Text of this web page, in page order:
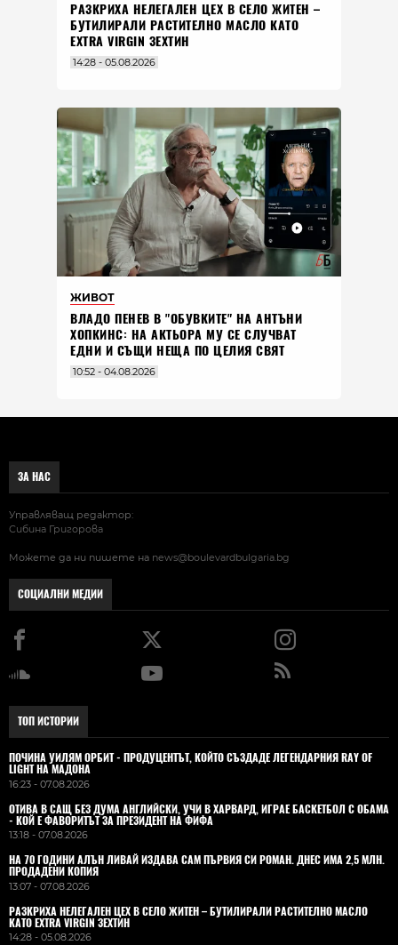
РАЗКРИХА НЕЛЕГАЛЕН ЦЕХ В СЕЛО ЖИТЕН –
БУТИЛИРАЛИ РАСТИТЕЛНО МАСЛО КАТО
EXTRA VIRGIN ЗЕХТИН
14:28 - 05.08.2026
ЖИВОТ
ВЛАДO ПЕНЕВ В "ОБУВКИТЕ" НА АНТЪНИ
ХОПКИНС: НА АКТЬОРА МУ СЕ СЛУЧВАТ
ЕДНИ И СЪЩИ НЕЩА ПО ЦЕЛИЯ СВЯТ
10:52 - 04.08.2026
ЗА НАС
Управляващ редактор:
Сибина Григорова
Можете да ни пишете на news@boulevardbulgaria.bg
СОЦИАЛНИ МЕДИИ
ТОП ИСТОРИИ
ПОЧИНА УИЛЯМ ОРБИТ - ПРОДУЦЕНТЪТ, КОЙТО СЪЗДАДЕ ЛЕГЕНДАРНИЯ RAY OF
LIGHT НА МАДОНА
16:23 - 07.08.2026
ОТИВА В САЩ БЕЗ ДУМА АНГЛИЙСКИ, УЧИ В ХАРВАРД, ИГРАЕ БАСКЕТБОЛ С ОБАМА
- КОЙ Е ФАВОРИТЪТ ЗА ПРЕЗИДЕНТ НА ФИФА
13:18 - 07.08.2026
НА 70 ГОДИНИ АЛЪН ЛИВАЙ ИЗДАВА САМ ПЪРВИЯ СИ РОМАН. ДНЕС ИМА 2,5 МЛН.
ПРОДАДЕНИ КОПИЯ
13:07 - 07.08.2026
РАЗКРИХА НЕЛЕГАЛЕН ЦЕХ В СЕЛО ЖИТЕН – БУТИЛИРАЛИ РАСТИТЕЛНО МАСЛО
КАТО EXTRA VIRGIN ЗЕХТИН
14:28 - 05.08.2026